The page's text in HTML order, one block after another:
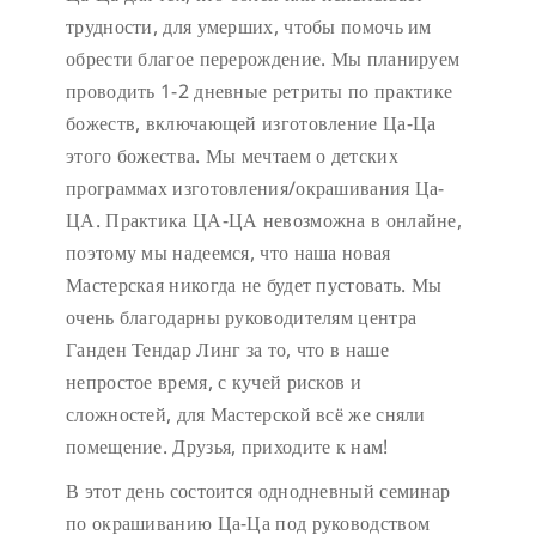
трудности, для умерших, чтобы помочь им
обрести благое перерождение. Мы планируем
проводить 1-2 дневные ретриты по практике
божеств, включающей изготовление Ца-Ца
этого божества. Мы мечтаем о детских
программах изготовления/окрашивания Ца-
ЦА. Практика ЦА-ЦА невозможна в онлайне,
поэтому мы надеемся, что наша новая
Мастерская никогда не будет пустовать. Мы
очень благодарны руководителям центра
Ганден Тендар Линг за то, что в наше
непростое время, с кучей рисков и
сложностей, для Мастерской всё же сняли
помещение. Друзья, приходите к нам!
В этот день состоится однодневный семинар
по окрашиванию Ца-Ца под руководством